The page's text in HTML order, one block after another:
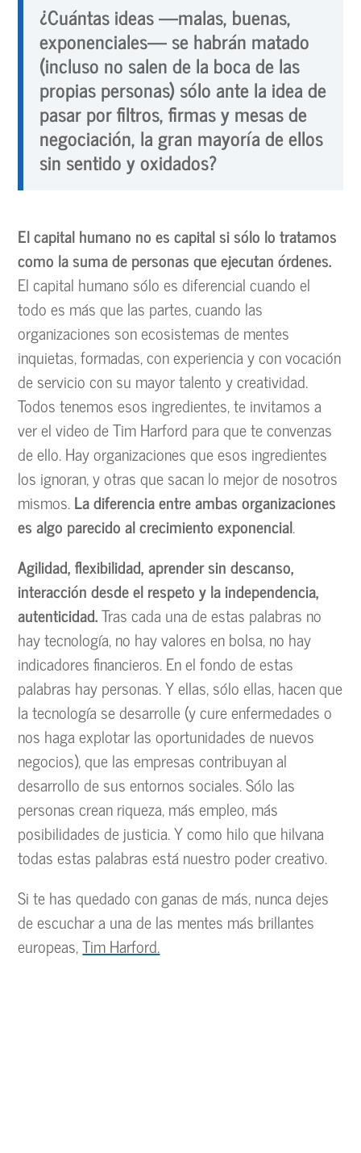
¿Cuántas ideas —malas, buenas,
exponenciales— se habrán matado
(incluso no salen de la boca de las
propias personas) sólo ante la idea de
pasar por filtros, firmas y mesas de
negociación, la gran mayoría de ellos
sin sentido y oxidados?
El capital humano no es capital si sólo lo tratamos
como la suma de personas que ejecutan órdenes.
El capital humano sólo es diferencial cuando el
todo es más que las partes, cuando las
organizaciones son ecosistemas de mentes
inquietas, formadas, con experiencia y con vocación
de servicio con su mayor talento y creatividad.
Todos tenemos esos ingredientes, te invitamos a
ver el video de Tim Harford para que te convenzas
de ello. Hay organizaciones que esos ingredientes
los ignoran, y otras que sacan lo mejor de nosotros
mismos.La diferencia entre ambas organizaciones
es algo parecido al crecimiento exponencial.
Agilidad, flexibilidad, aprender sin descanso,
interacción desde el respeto y la independencia,
autenticidad.Tras cada una de estas palabras no
hay tecnología, no hay valores en bolsa, no hay
indicadores financieros. En el fondo de estas
palabras hay personas. Y ellas, sólo ellas, hacen que
la tecnología se desarrolle (y cure enfermedades o
nos haga explotar las oportunidades de nuevos
negocios), que las empresas contribuyan al
desarrollo de sus entornos sociales. Sólo las
personas crean riqueza, más empleo, más
posibilidades de justicia. Y como hilo que hilvana
todas estas palabras está nuestro poder creativo.
Si te has quedado con ganas de más, nunca dejes
de escuchar a una de las mentes más brillantes
europeas,Tim Harford.